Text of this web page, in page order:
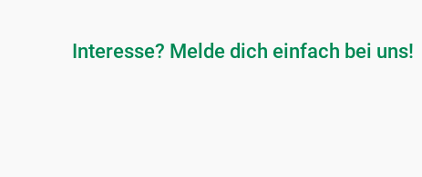
Interesse? Melde dich einfach bei uns!